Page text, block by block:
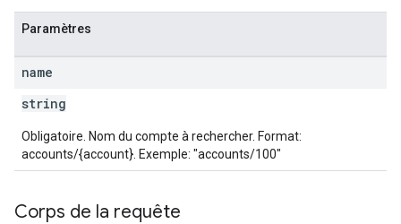
Paramètres
name
string
Obligatoire. Nom du compte à rechercher. Format:
accounts/{account}. Exemple: "accounts/100"
Corps de la requête